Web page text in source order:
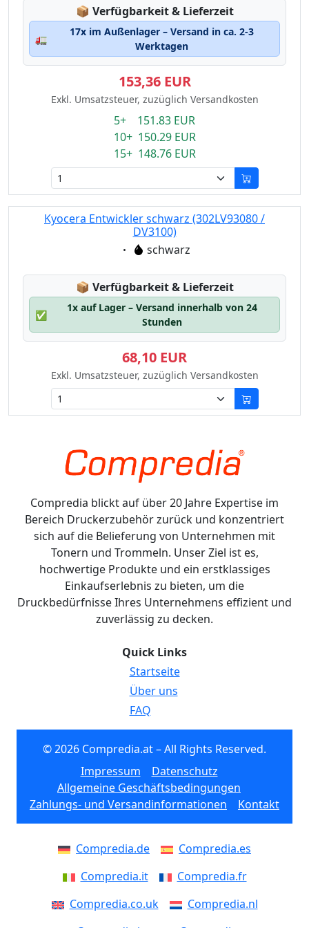
📦 Lagerstatus:
Verfügbarkeit & Lieferzeit
🚛
17x im Außenlager – Versand in ca. 2-3
Werktagen
153,36 EUR
Exkl. Umsatzsteuer, zuzüglich Versandkosten
5+ 151.83 EUR
10+ 150.29 EUR
15+ 148.76 EUR
Kyocera Entwickler schwarz (302LV93080 /
DV3100)
Eigenschaft:
schwarz
📦 Lagerstatus:
Verfügbarkeit & Lieferzeit
✅
1x auf Lager – Versand innerhalb von 24
Stunden
68,10 EUR
Exkl. Umsatzsteuer, zuzüglich Versandkosten
Compredia blickt auf über 20 Jahre Expertise im
Bereich Druckerzubehör zurück und konzentriert
sich auf die Belieferung von Unternehmen mit
Tonern und Trommeln. Unser Ziel ist es,
hochwertige Produkte und ein erstklassiges
Einkaufserlebnis zu bieten, um die
Druckbedürfnisse Ihres Unternehmens effizient und
zuverlässig zu decken.
Quick Links
Startseite
Über uns
FAQ
© 2026 Compredia.at – All Rights Reserved.
Impressum
Datenschutz
Allgemeine Geschäftsbedingungen
Zahlungs- und Versandinformationen
Kontakt
Compredia.de
Compredia.es
Compredia.it
Compredia.fr
Compredia.co.uk
Compredia.nl